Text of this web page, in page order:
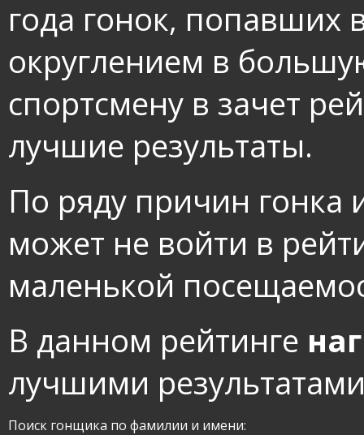
года гонок, попавших
округлением в
спортсмену в зачет
лучшие результаты.
По ряду причин гонка
может не войти в
маленькой
В данном рейтинге
лучшими
Поиск гонщика по фамилии и имени: